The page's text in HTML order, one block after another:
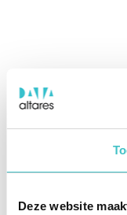
Deze website